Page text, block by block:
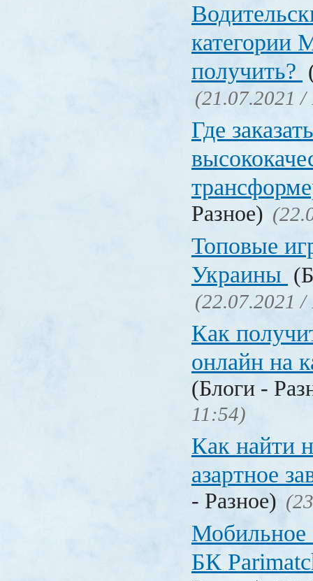
категории
получить?
(21.07.2021 /
Где заказать
Разное)
Топовые
Украины
(22.07.2021 /
Как
онлайн на
(Блоги -
11:54)
Как найти
азартное
- Разное)
Мобильное
БК